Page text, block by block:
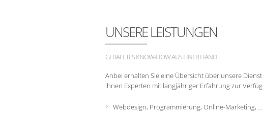
UNSERE LEISTUNGEN
GEBALLTES KNOW-HOW AUS EINER HAND
Anbei erhalten Sie eine Übersicht über unsere
Ihnen Experten mit langjähriger Erfahrung zur
Webdesign, Programmierung, Online-Marketing, ...